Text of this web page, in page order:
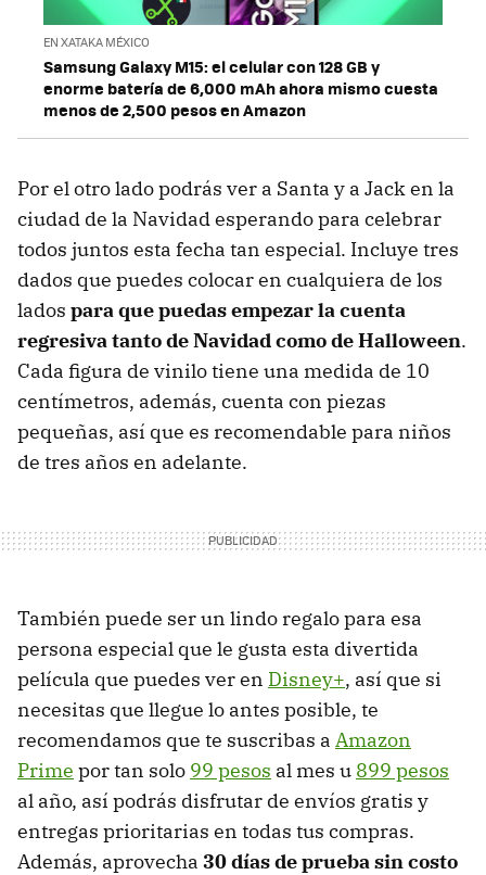
EN XATAKA MÉXICO
Samsung Galaxy M15: el celular con 128 GB y
enorme batería de 6,000 mAh ahora mismo cuesta
menos de 2,500 pesos en Amazon
Por el otro lado podrás ver a Santa y a Jack en la
ciudad de la Navidad esperando para celebrar
todos juntos esta fecha tan especial. Incluye tres
dados que puedes colocar en cualquiera de los
lados para que puedas empezar la cuenta
regresiva tanto de Navidad como de Halloween.
Cada figura de vinilo tiene una medida de 10
centímetros, además, cuenta con piezas
pequeñas, así que es recomendable para niños
de tres años en adelante.
También puede ser un lindo regalo para esa
persona especial que le gusta esta divertida
película que puedes ver en Disney+, así que si
necesitas que llegue lo antes posible, te
recomendamos que te suscribas a Amazon
Prime por tan solo 99 pesos al mes u 899 pesos
al año, así podrás disfrutar de envíos gratis y
entregas prioritarias en todas tus compras.
Además, aprovecha 30 días de prueba sin costo